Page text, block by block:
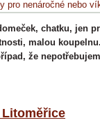
chatku, jen
malou
že